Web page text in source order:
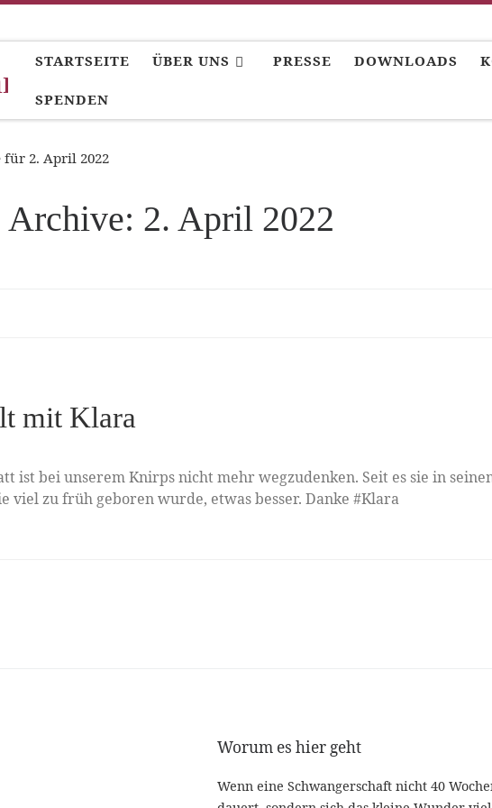
STARTSEITE ÜBER UNS PRESSE DOWNLOADS
SPENDEN
2. April 2022
Archive: 2. April 2022
mit Klara
ist bei unserem Knirps nicht mehr wegzudenken. Seit es sie in
viel zu früh geboren wurde, etwas besser. Danke #Klara
Worum es hier geht
Wenn eine Schwangerschaft nicht 40